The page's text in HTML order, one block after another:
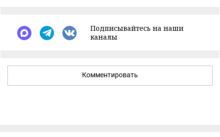
Подписывайтесь на наши
каналы
Комментировать